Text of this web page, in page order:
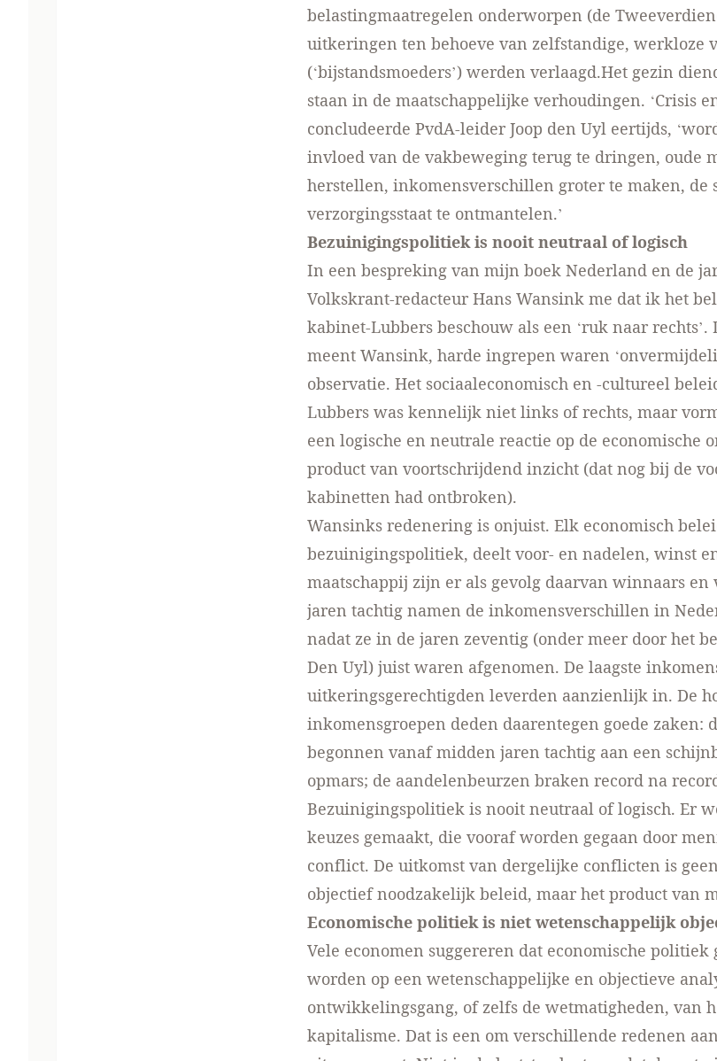
belastingmaatregelen onderworpen (de
uitkeringen ten behoeve van zelfstandige, werkloze
(‘bijstandsmoeders’) werden verlaagd.Het gezin
staan in de maatschappelijke verhoudingen. ‘Crisis
concludeerde PvdA-leider Joop den Uyl eertijds,
invloed van de vakbeweging terug te dringen, oude
herstellen, inkomensverschillen groter te maken, de
verzorgingsstaat te ontmantelen.’
Bezuinigingspolitiek is nooit neutraal of logisch
In een bespreking van mijn boek Nederland en de
Volkskrant-redacteur Hans Wansink me dat ik het
kabinet-Lubbers beschouw als een ‘ruk naar rechts’.
meent Wansink, harde ingrepen waren
observatie. Het sociaaleconomisch en -cultureel
Lubbers was kennelijk niet links of rechts, maar
een logische en neutrale reactie op de economische
product van voortschrijdend inzicht (dat nog bij de
kabinetten had ontbroken).
Wansinks redenering is onjuist. Elk economisch
bezuinigingspolitiek, deelt voor- en nadelen, winst
maatschappij zijn er als gevolg daarvan winnaars en
jaren tachtig namen de inkomensverschillen in
nadat ze in de jaren zeventig (onder meer door het
Den Uyl) juist waren afgenomen. De laagste
uitkeringsgerechtigden leverden aanzienlijk in. De
inkomensgroepen deden daarentegen goede zaken:
begonnen vanaf midden jaren tachtig aan een
opmars; de aandelenbeurzen braken record na
Bezuinigingspolitiek is nooit neutraal of logisch. Er
keuzes gemaakt, die vooraf worden gegaan door
conflict. De uitkomst van dergelijke conflicten is
objectief noodzakelijk beleid, maar het product van
Economische politiek is niet wetenschappelijk
Vele economen suggereren dat economische politiek
worden op een wetenschappelijke en objectieve
ontwikkelingsgang, of zelfs de wetmatigheden, van
kapitalisme. Dat is een om verschillende redenen